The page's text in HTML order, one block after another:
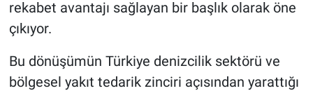
rekabet avantajı sağlayan bir başlık olarak öne
çıkıyor.
Bu dönüşümün Türkiye denizcilik sektörü ve
bölgesel yakıt tedarik zinciri açısından yarattığı